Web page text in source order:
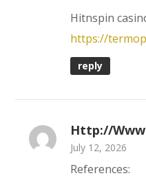
Hitnspin
https://
reply
Http://
July 12, 2026
References: